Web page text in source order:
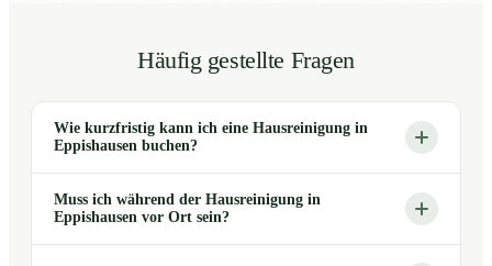
Häufig gestellte Fragen
Wie kurzfristig kann ich eine Hausreinigung in
Eppishausen buchen?
Muss ich während der Hausreinigung in
Eppishausen vor Ort sein?